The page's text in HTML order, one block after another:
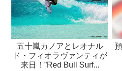
五十嵐カノアとレオナル
ド・フィオラヴァンティが
来日！”Red Bull Surf...